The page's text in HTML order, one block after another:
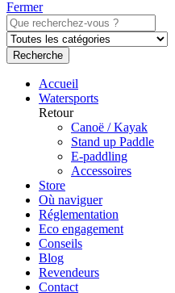
Fermer
Recherche
Accueil
Watersports
Retour
Canoë / Kayak
Stand up Paddle
E-paddling
Accessoires
Store
Où naviguer
Réglementation
Eco engagement
Conseils
Blog
Revendeurs
Contact